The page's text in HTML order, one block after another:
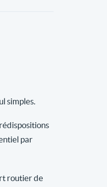
simples.
par
routier de